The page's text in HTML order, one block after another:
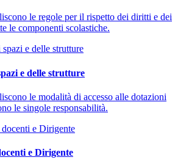
le regole per il rispetto dei diritti e dei
le componenti scolastiche.
e delle strutture
le modalità di accesso alle dotazioni
le singole responsabilità.
e Dirigente